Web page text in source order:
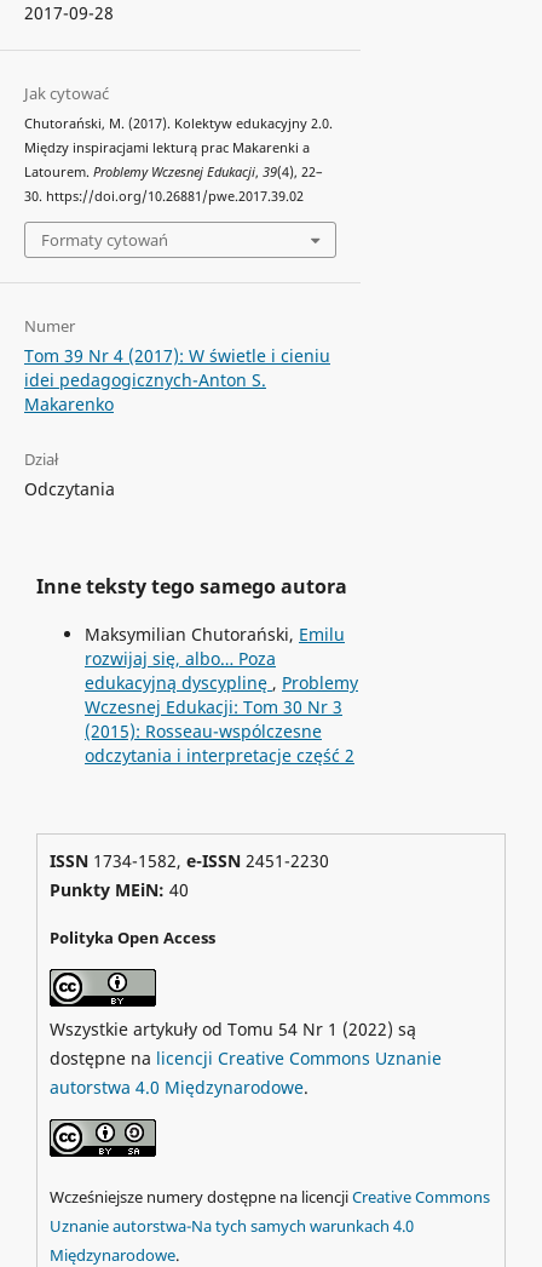
2017-09-28
Jak cytować
Chutorański, M. (2017). Kolektyw edukacyjny 2.0.
Między inspiracjami lekturą prac Makarenki a
Latourem. Problemy Wczesnej Edukacji, 39(4), 22–
30. https://doi.org/10.26881/pwe.2017.39.02
Formaty cytowań
Numer
Tom 39 Nr 4 (2017): W świetle i cieniu
idei pedagogicznych-Anton S.
Makarenko
Dział
Odczytania
Inne teksty tego samego autora
Maksymilian Chutorański, Emilu
rozwijaj się, albo… Poza
edukacyjną dyscyplinę , Problemy
Wczesnej Edukacji: Tom 30 Nr 3
(2015): Rosseau-wspólczesne
odczytania i interpretacje część 2
ISSN1734-1582, e-ISSN2451-2230
Punkty MEiN: 40
Polityka Open Access
Wszystkie artykuły od Tomu 54 Nr 1 (2022) są
dostępne na licencji Creative Commons Uznanie
autorstwa 4.0 Międzynarodowe.
Wcześniejsze numery dostępne na licencjiCreative Commons
Uznanie autorstwa-Na tych samych warunkach 4.0
Międzynarodowe.